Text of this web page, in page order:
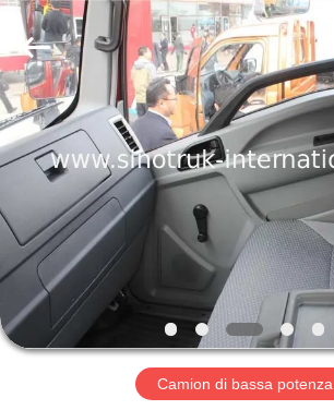
CASA.
PRODOTTI
SU
DI
NOI
SINOTRUK
INTERNATIONAL
LTD..
All
Rights
Reserved.
Camion di bassa potenza